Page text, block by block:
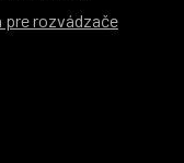
pre rozvádzače